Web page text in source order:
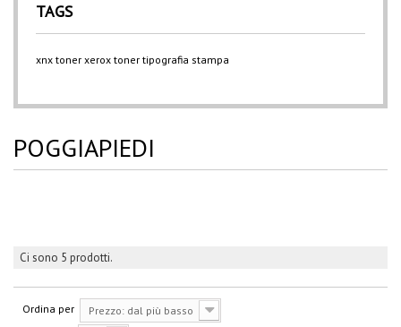
TAGS
xnx toner xerox toner tipografia stampa
POGGIAPIEDI
Ci sono 5 prodotti.
Ordina per
Prezzo: dal più basso